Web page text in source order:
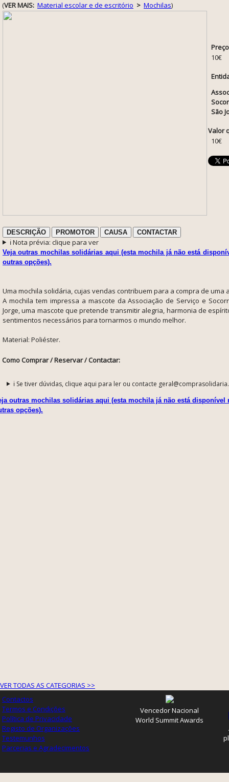
(VER MAIS: Material escolar e de escritório > Mochilas)
10€
São
Valor
10€
DESCRIÇÃO PROMOTOR CAUSA CONTACTAR
ℹ️ Nota prévia: clique para ver
Veja outras mochilas solidárias aqui (esta mochila já não está
outras opções).
Uma mochila solidária, cujas vendas contribuem para a compra de uma
A mochila tem impressa a mascote da Associação de Serviço e
Jorge, uma mascote que pretende transmitir alegria, harmonia de
sentimentos necessários para tornarmos o mundo melhor.
Material: Poliéster.
Como Comprar / Reservar / Contactar:
ℹ️ Se tiver dúvidas, clique aqui para ler ou contacte
outras mochilas solidárias aqui (esta mochila já não está disponível
opções).
VER TODAS AS CATEGORIAS >>
Contactos
Termos e Condições
Política de Privacidade
Registo de Organizações
Testemunhos
Parcerias e Agradecimentos
Vencedor Nacional
World Summit Awards